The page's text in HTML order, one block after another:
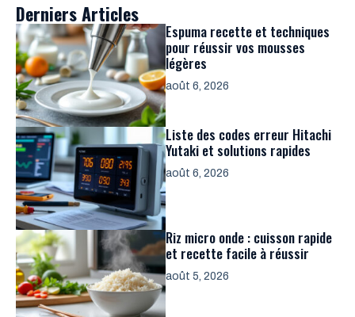
Derniers Articles
Espuma recette et techniques
pour réussir vos mousses
légères
août 6, 2026
Liste des codes erreur Hitachi
Yutaki et solutions rapides
août 6, 2026
Riz micro onde : cuisson rapide
et recette facile à réussir
août 5, 2026